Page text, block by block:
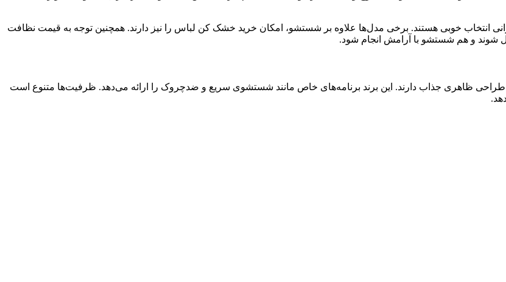
انتخاب خوبی هستند. برخی مدل‌ها علاوه بر شستشو، امکان خرید خشک کن لباس را نیز دارند. همچنین توجه به قیمت نظافت
شوند و هم شستشو با آرامش انجام شود.
ظاهری جذاب دارند. این برند برنامه‌های خاص مانند شستشوی سریع و ضدچروک را ارائه می‌دهد. ظرفیت‌ها متنوع است